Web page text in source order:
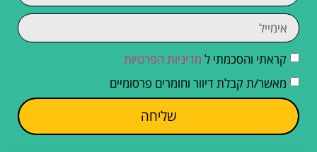
קראתי והסכמתי ל מדיניות הפרטיות
מאשר/ת קבלת דיוור וחומרים פרסומיים
שליחה